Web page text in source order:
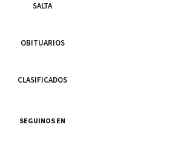
SALTA
OBITUARIOS
CLASIFICADOS
SEGUINOS EN